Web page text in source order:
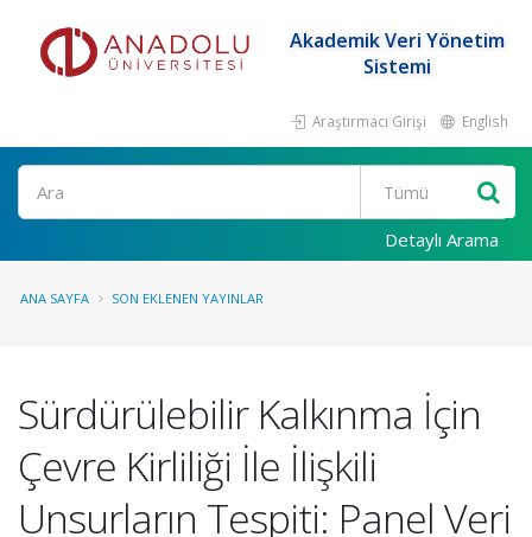
Akademik Veri Yönetim
Sistemi
Araştırmacı Girişi English
Ara
Detaylı Arama
ANA SAYFA SON EKLENEN YAYINLAR
Sürdürülebilir Kalkınma İçin
Çevre Kirliliği İle İlişkili
Unsurların Tespiti: Panel Veri